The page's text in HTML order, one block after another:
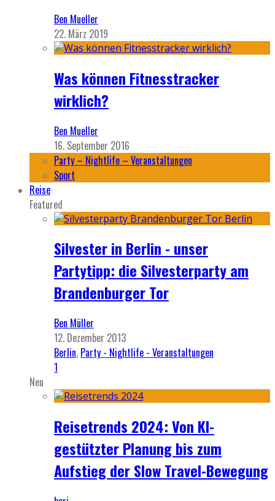
Ben Mueller
22. März 2019
Was können Fitnesstracker
wirklich?
Ben Mueller
16. September 2016
Party – Nightlife – Veranstaltungen
Sport
Reise
Featured
Silvester in Berlin - unser
Partytipp: die Silvesterparty am
Brandenburger Tor
Ben Müller
12. Dezember 2013
Berlin, Party - Nightlife - Veranstaltungen
1
Neu
Reisetrends 2024: Von KI-
gestützter Planung bis zum
Aufstieg der Slow Travel-Bewegung